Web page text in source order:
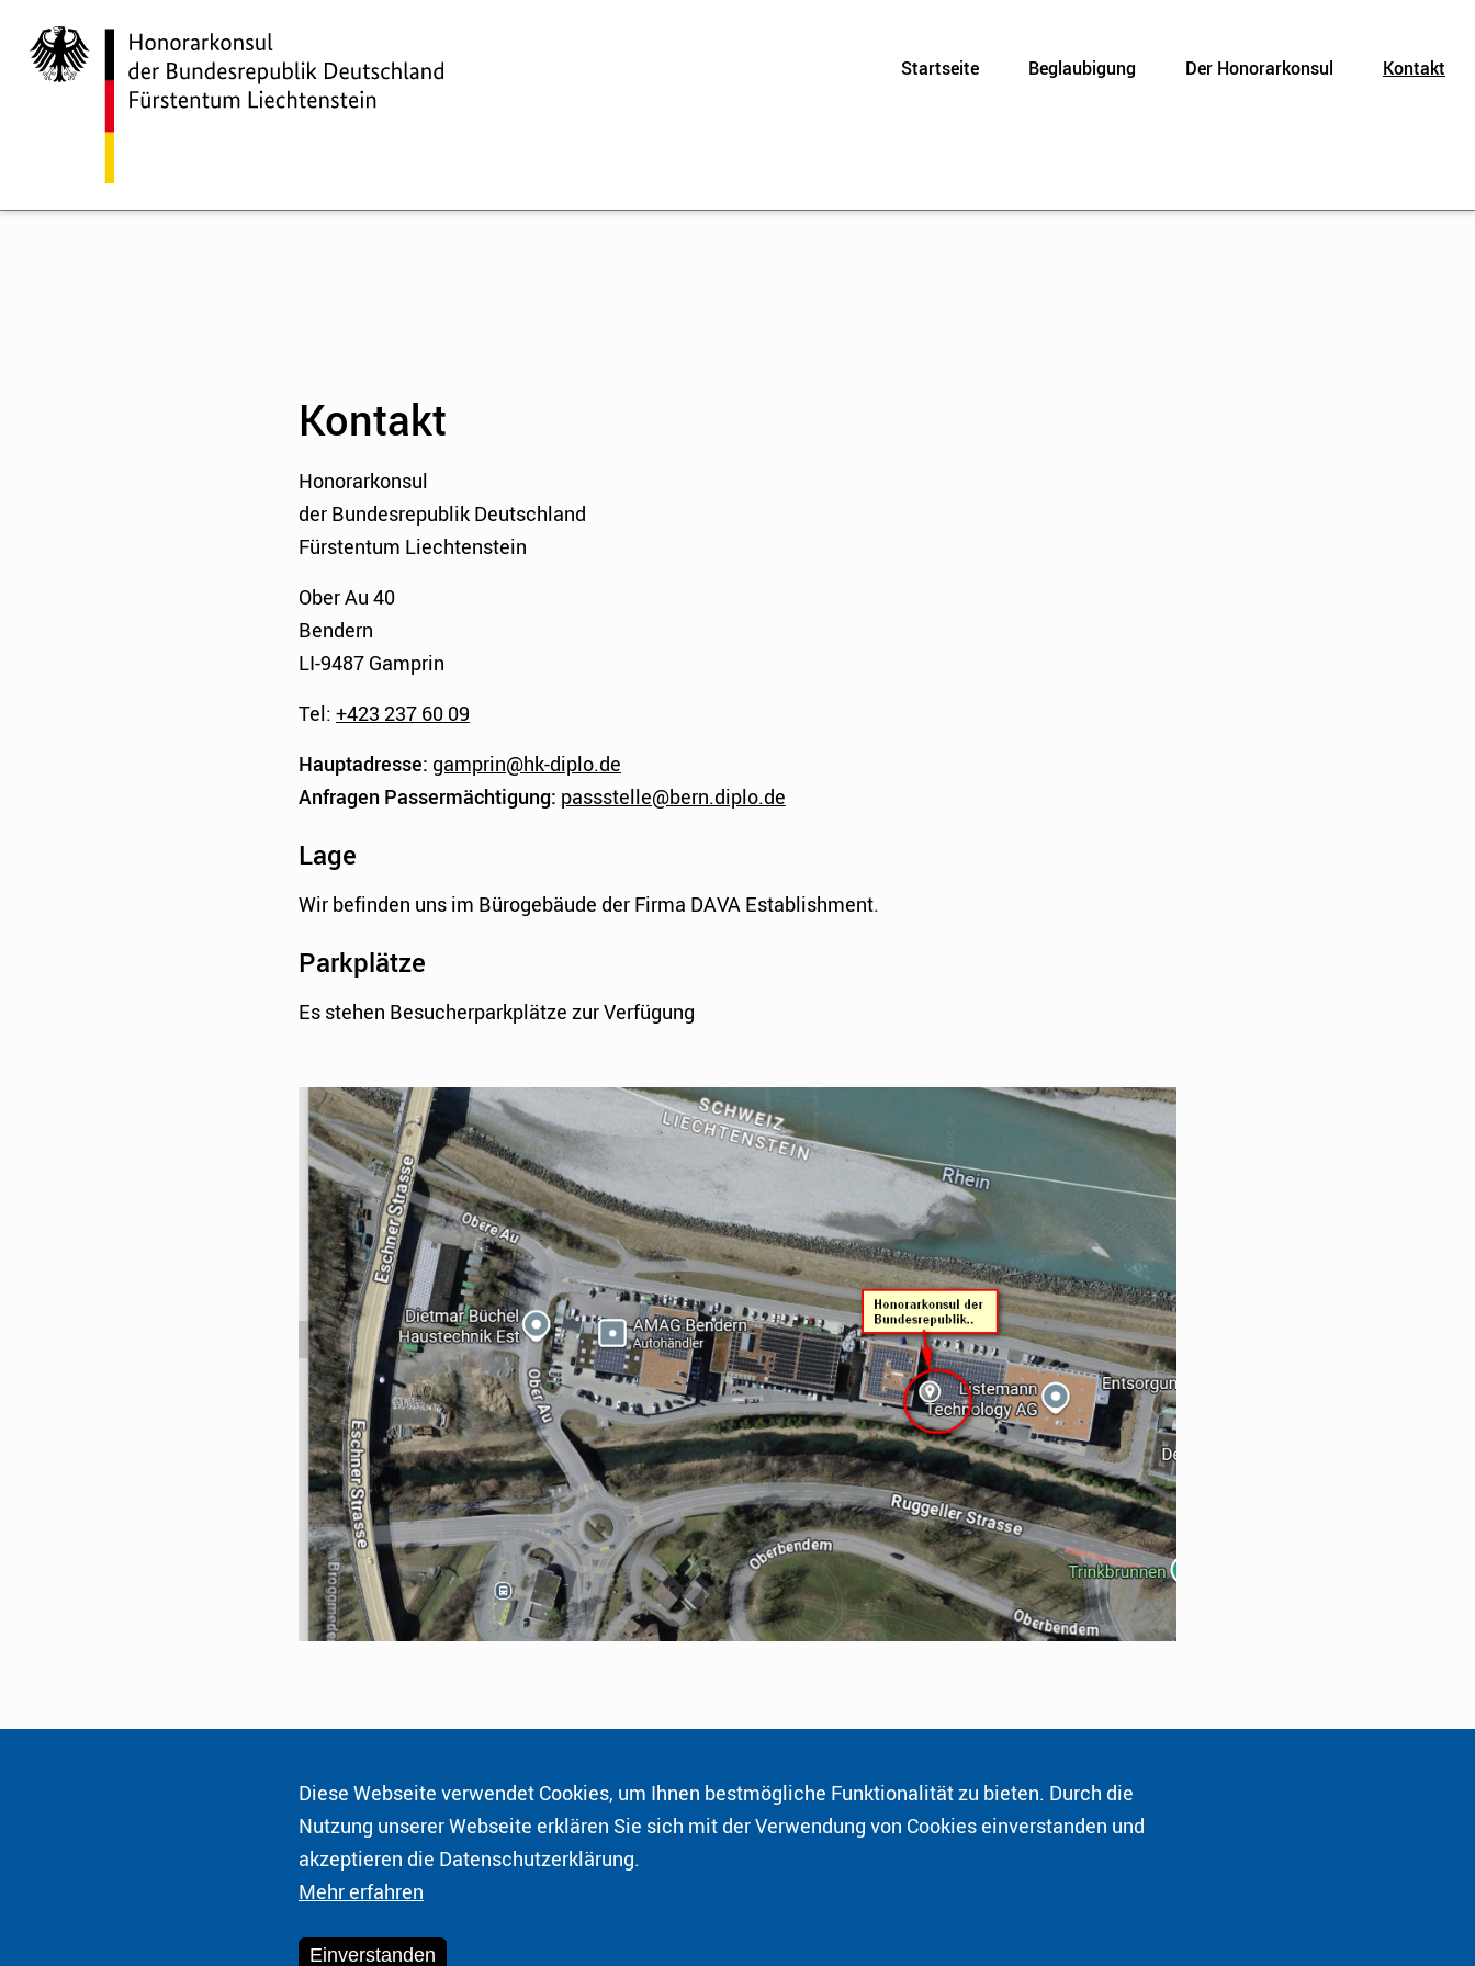
Startseite Beglaubigung Der Honorarkonsul Kontakt
Kontakt
Honorarkonsul
der Bundesrepublik Deutschland
Fürstentum Liechtenstein
Ober Au 40
Bendern
LI-9487 Gamprin
Tel: +423 237 60 09
Hauptadresse: gamprin@hk-diplo.de
Anfragen Passermächtigung: passstelle@bern.diplo.de
Lage
Wir befinden uns im Bürogebäude der Firma DAVA Establishment.
Parkplätze
Es stehen Besucherparkplätze zur Verfügung
der Bundesrepublik Deutschland
Ober Au 40
Bendern
LI-9487 Gamprin
Telefon:
+423 237 60 09
© 2026 Honorarkonsul der Bundesrepublik Deutschland Fürstentum Liechtenstein
Diese Webseite verwendet Cookies, um Ihnen bestmögliche Funktionalität zu bieten. Durch die
Nutzung unserer Webseite erklären Sie sich mit der Verwendung von Cookies einverstanden und
akzeptieren die Datenschutzerklärung.
Mehr erfahren
Einverstanden